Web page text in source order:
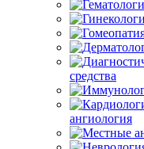
средства
ангиология